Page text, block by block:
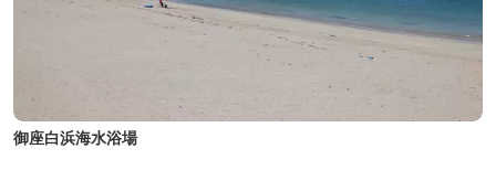
御座白浜海水浴場